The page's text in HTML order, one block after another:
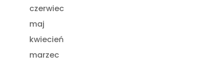
czerwiec
maj
kwiecień
marzec